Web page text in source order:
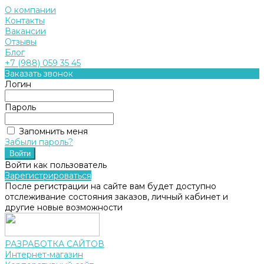
О компании
Контакты
Вакансии
Отзывы
Блог
+7 (988) 059 35 45
Заказать звонок
Логин
Пароль
Запомнить меня
Забыли пароль?
Войти как пользователь
Зарегистрироваться
После регистрации на сайте вам будет доступно
отслеживание состояния заказов, личный кабинет и
другие новые возможности
РАЗРАБОТКА САЙТОВ
Интернет-магазин